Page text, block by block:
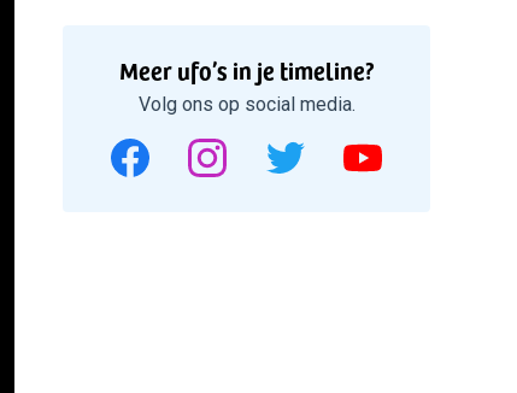
Meer ufo’s in je timeline?
Volg ons op social media.